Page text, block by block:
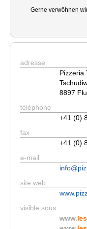
Gerne verwöhnen
adresse
Pizzeria
8897
téléphone
+41 (0)
fax
+41 (0)
e-mail
site web
visible sous :
www.